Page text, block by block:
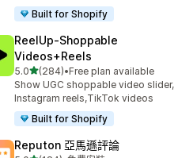
Built for Shopify
ReelUp‑Shoppable
Videos+Reels
5.0滿分 5 顆星
(284)
共有 284 則評價
•Free plan available
Show UGC shoppable video slider,
Instagram reels,TikTok videos
Built for Shopify
Reputon 亞馬遜評論